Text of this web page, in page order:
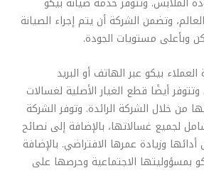
وتضمن الشركة أن يتم إجراء الصيانة
وبأعلى مستويات الجودة.
بيكو عبر الهاتف أو البريد
أيضًا قطع الغيار الأصلية لغسالات
من خلال الشركة الرائدة. وتوفر الشركة
لجميع غسالاتها، بالإضافة إلى نصائح
وزيادة عمرها الافتراضي. بالإضافة
بمسؤوليتها الاجتماعية وحرصها على